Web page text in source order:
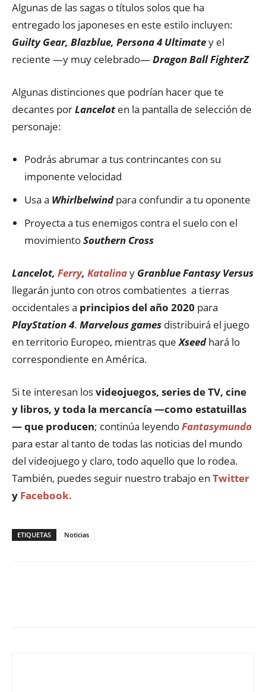
Algunas de las sagas o títulos solos que ha
entregado los japoneses en este estilo incluyen:
Guilty Gear, Blazblue, Persona 4 Ultimatey el
reciente —y muy celebrado—Dragon Ball FighterZ
Algunas distinciones que podrían hacer que te
decantes porLanceloten la pantalla de selección de
personaje:
Podrás abrumar a tus contrincantes con su
imponente velocidad
Usa a Whirlbelwindpara confundir a tu oponente
Proyecta a tus enemigos contra el suelo con el
movimientoSouthern Cross
Lancelot, Ferry, Katalinay Granblue Fantasy Versus
llegarán junto con otros combatientes a tierras
occidentales a principios del año 2020 para
PlayStation 4. Marvelous games distribuirá el juego
en territorio Europeo, mientras queXseedhará lo
correspondiente en América.
Si te interesan losvideojuegos, series de TV, cine
y libros, y toda la mercancía —como estatuillas
— que producen; continúa leyendoFantasymundo
para estar al tanto de todas las noticias del mundo
del videojuego y claro, todo aquello que lo rodea.
También, puedes seguir nuestro trabajo en Twitter
y Facebook.
ETIQUETAS Noticias